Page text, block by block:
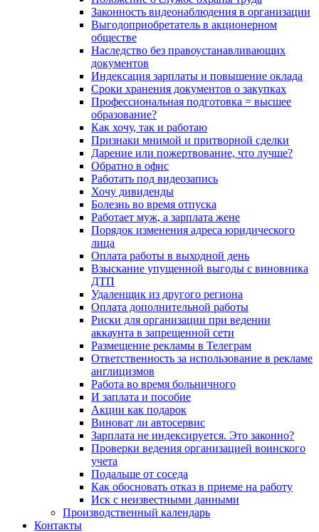
Законность видеонаблюдения в организации
Выгодоприобретатель в акционерном
обществе
Наследство без правоустанавливающих
документов
Индексация зарплаты и повышение оклада
Сроки хранения документов о закупках
Профессиональная подготовка = высшее
образование?
Как хочу, так и работаю
Признаки мнимой и притворной сделки
Дарение или пожертвование, что лучше?
Обратно в офис
Работать под видеозапись
Хочу дивиденды
Болезнь во время отпуска
Работает муж, а зарплата жене
Порядок изменения адреса юридического
лица
Оплата работы в выходной день
Взыскание упущенной выгоды с виновника
ДТП
Удаленщик из другого региона
Оплата дополнительной работы
Риски для организации при ведении
аккаунта в запрещенной сети
Размещение рекламы в Телеграм
Ответственность за использование в рекламе
англицизмов
Работа во время больничного
И заплата и пособие
Акции как подарок
Виноват ли автосервис
Зарплата не индексируется. Это законно?
Проверки ведения организацией воинского
учета
Подальше от соседа
Как обосновать отказ в приеме на работу
Иск с неизвестными данными
Производственный календарь
Контакты